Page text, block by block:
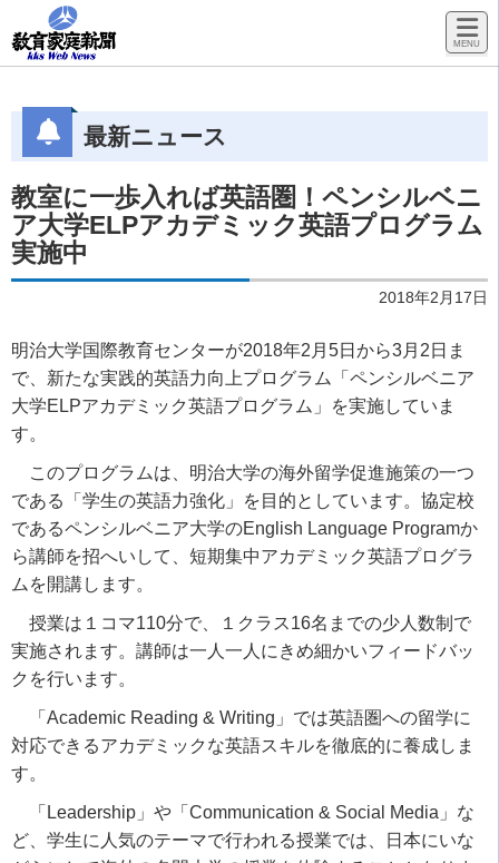
最新ニュース
教室に一歩入れば英語圏！ペンシルベニ
ア大学ELPアカデミック英語プログラム
実施中
2018年2月17日
明治大学国際教育センターが2018年2月5日から3月2日ま
で、新たな実践的英語力向上プログラム「ペンシルベニア
大学ELPアカデミック英語プログラム」を実施していま
す。
このプログラムは、明治大学の海外留学促進施策の一つ
である「学生の英語力強化」を目的としています。協定校
であるペンシルベニア大学のEnglish Language Programか
ら講師を招へいして、短期集中アカデミック英語プログラ
ムを開講します。
授業は１コマ110分で、１クラス16名までの少人数制で
実施されます。講師は一人一人にきめ細かいフィードバッ
クを行います。
「Academic Reading & Writing」では英語圏への留学に
対応できるアカデミックな英語スキルを徹底的に養成しま
す。
「Leadership」や「Communication & Social Media」な
ど、学生に人気のテーマで行われる授業では、日本にいな